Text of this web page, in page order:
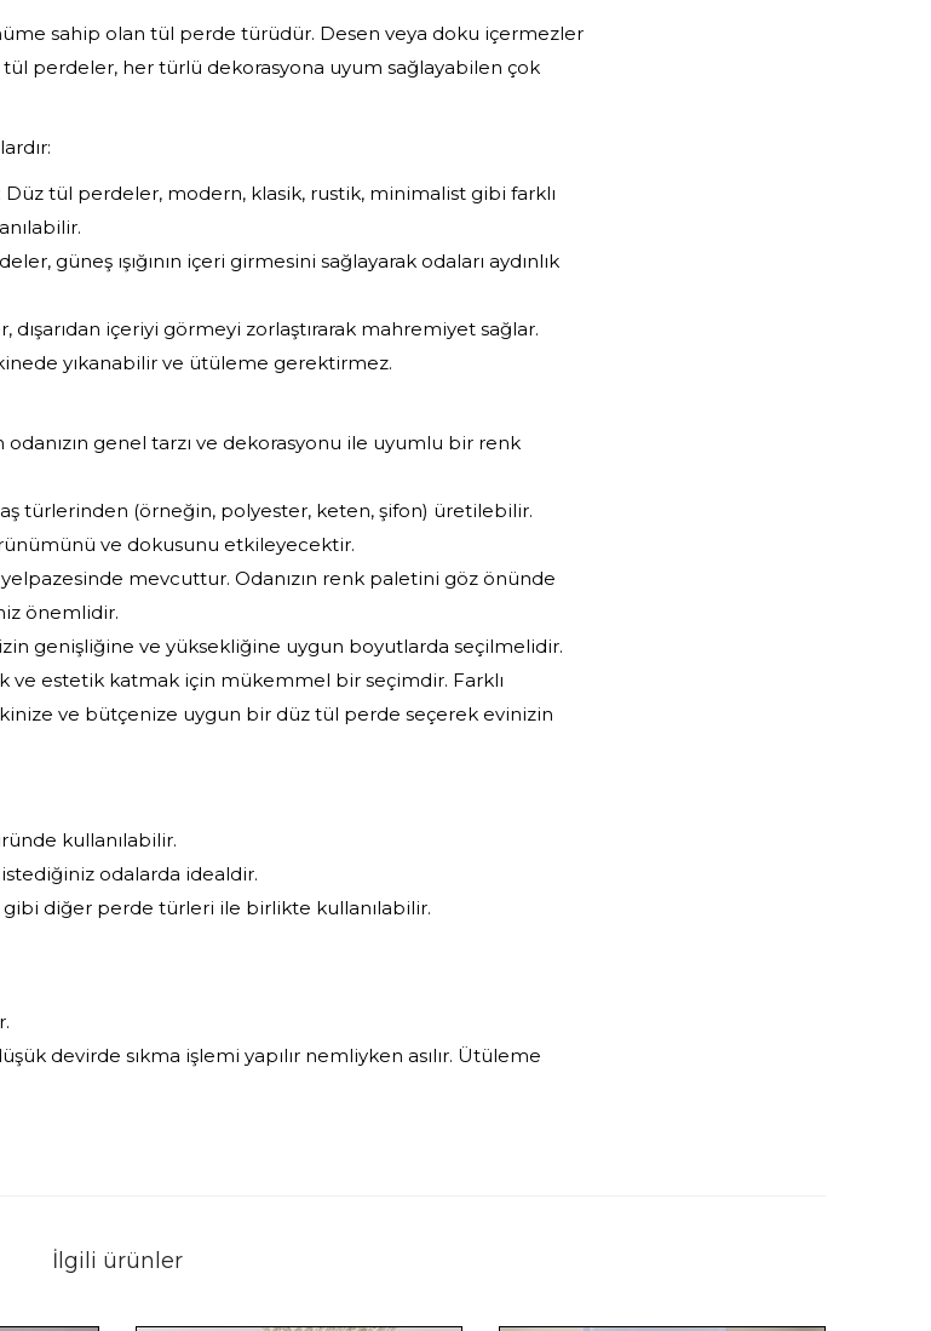
sahip olan tül perde türüdür. Desen veya doku içermezler
perdeler, her türlü dekorasyona uyum sağlayabilen çok
tül perdeler, modern, klasik, rustik, minimalist gibi farklı
güneş ışığının içeri girmesini sağlayarak odaları aydınlık
içeriyi görmeyi zorlaştırarak mahremiyet sağlar.
yıkanabilir ve ütüleme gerektirmez.
odanızın genel tarzı ve dekorasyonu ile uyumlu bir renk
türlerinden (örneğin, polyester, keten, şifon) üretilebilir.
ve dokusunu etkileyecektir.
mevcuttur. Odanızın renk paletini göz önünde
önemlidir.
genişliğine ve yüksekliğine uygun boyutlarda seçilmelidir.
ve estetik katmak için mükemmel bir seçimdir. Farklı
ve bütçenize uygun bir düz tül perde seçerek evinizin
kullanılabilir.
istediğiniz odalarda idealdir.
gibi diğer perde türleri ile birlikte kullanılabilir.
devirde sıkma işlemi yapılır nemliyken asılır. Ütüleme
İlgili ürünler